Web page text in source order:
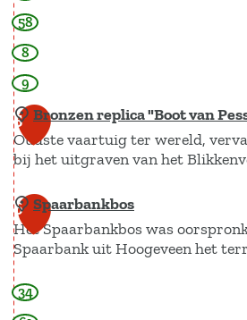
d
j
e
w
i
n
g
e
l
o
o
l
e
s
c
o
o
p
D
w
i
n
g
h
a
a
p
s
k
o
o
i
A
c
h
t
58
8
9
5 Bronzen replica "Boot van
Oudste vaartuig ter wereld,
bij het uitgraven van het
B
r
o
n
z
6 Spaarbankbos
Het Spaarbankbos was
Spaarbank uit Hoogeveen het
S34